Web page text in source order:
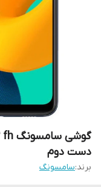
دست دوم
برند:سامسونگ